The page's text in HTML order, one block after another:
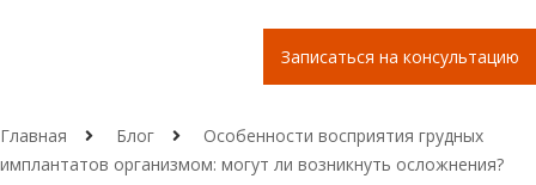
Записаться на консультацию
Главная Блог
Особенности восприятия грудных
имплантатов организмом: могут ли возникнуть осложнения?